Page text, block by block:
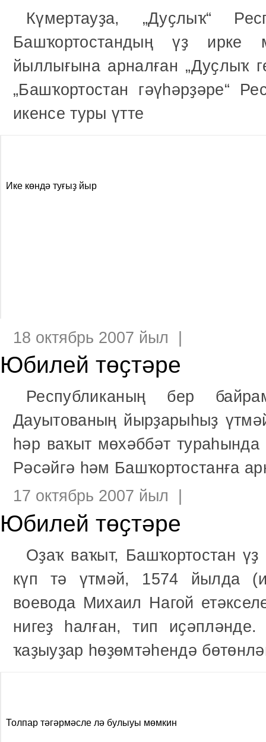
Күмертауҙа, „Дуҫлыҡ“
Башҡортостандың үҙ
йыллығына арналған „Дуҫлыҡ
„Башҡортостан гәүһәрҙәре“
икенсе туры үтте
Ике көндә туғыҙ йыр
18 октябрь 2007 йыл |
Юбилей төҫтәре
Республиканың бер
Дауытованың йырҙарыһыҙ
һәр ваҡыт мөхәббәт
Рәсәйгә һәм Башҡортостанға
17 октябрь 2007 йыл |
Юбилей төҫтәре
Оҙаҡ ваҡыт, Башҡортостан
күп тә үтмәй, 1574 йылда
воевода Михаил Нагой
нигеҙ һалған, тип
ҡаҙыуҙар һөҙөмтәһендә
Толпар тәгәрмәсле лә булыуы мөмкин